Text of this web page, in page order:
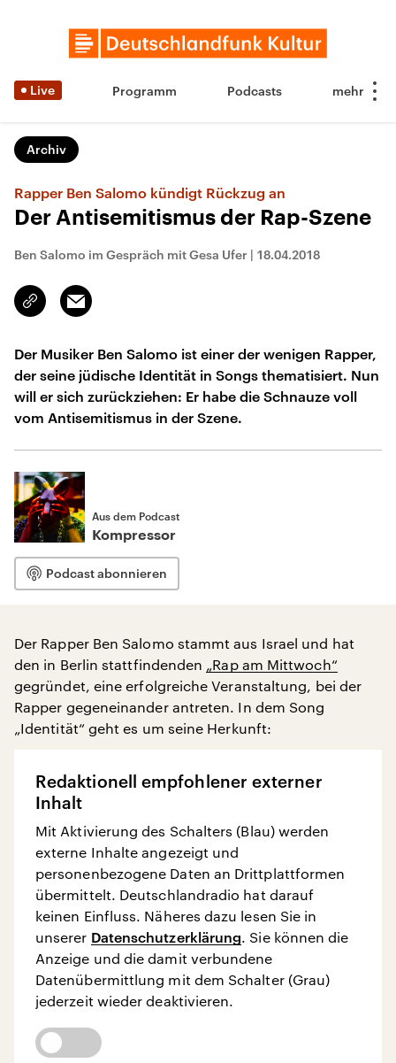
Live Programm Podcasts
Archiv
Rapper Ben Salomo kündigt Rückzug an
Der Antisemitismus der Rap-Szene
Ben Salomo im Gespräch mit Gesa Ufer | 18.04.2018
Link
kopieren/teilen
Email
Der Musiker Ben Salomo ist einer der wenigen Rapper,
der seine jüdische Identität in Songs thematisiert. Nun
will er sich zurückziehen: Er habe die Schnauze voll
vom Antisemitismus in der Szene.
Aus dem Podcast
Kompressor
Podcast abonnieren
Der Rapper Ben Salomo stammt aus Israel und hat
den in Berlin stattfindenden „Rap am Mittwoch“
gegründet, eine erfolgreiche Veranstaltung, bei der
Rapper gegeneinander antreten. In dem Song
„Identität“ geht es um seine Herkunft:
Redaktionell empfohlener externer
Inhalt
Mit Aktivierung des Schalters (Blau) werden
externe Inhalte angezeigt und
personenbezogene Daten an Drittplattformen
übermittelt. Deutschlandradio hat darauf
keinen Einfluss. Näheres dazu lesen Sie in
unserer Datenschutzerklärung. Sie können die
Anzeige und die damit verbundene
Datenübermittlung mit dem Schalter (Grau)
jederzeit wieder deaktivieren.